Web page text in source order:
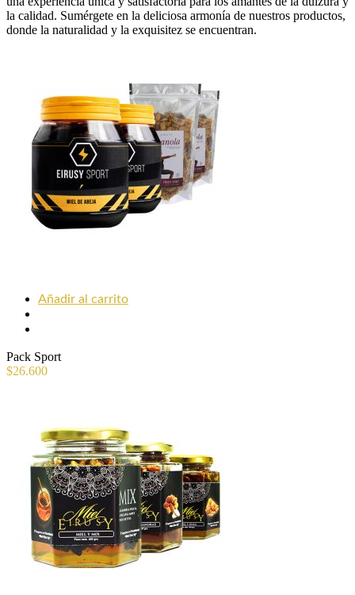
la calidad. Sumérgete en la deliciosa armonía de nuestros productos,
donde la naturalidad y la exquisitez se encuentran.
Añadir al carrito
Pack Sport
$26.600